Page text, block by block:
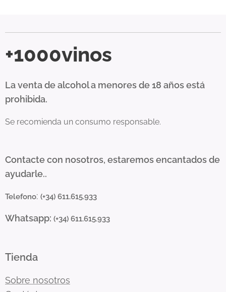
+1000vinos
La venta de alcohol a menores de 18 años está
prohibida.
Se recomienda un consumo responsable.
Contacte con nosotros, estaremos encantados de
ayudarle..
Telefono: (+34) 611.615.933
Whatsapp: (+34) 611.615.933
Tienda
Sobre nosotros